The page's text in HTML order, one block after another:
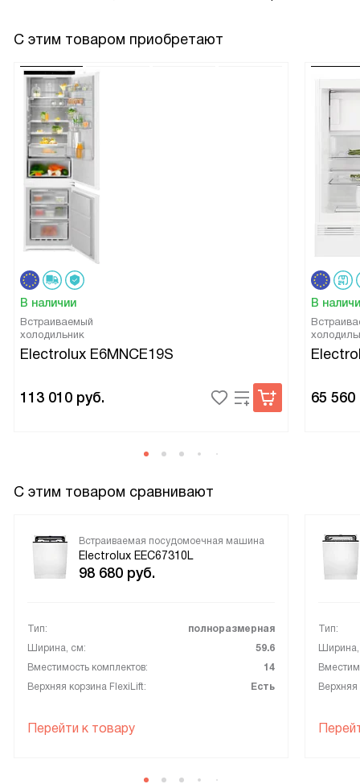
С этим товаром приобретают
В наличии
Встраиваемый
холодильник
Electrolux E6MNCE19S
113 010 руб.
В
65 560
С этим товаром сравнивают
Встраиваемая посудомоечная машина
Electrolux EEC67310L
98 680 руб.
Тип:
полноразмерная
Ширина, см:
59.6
Вместимость комплектов:
14
Верхняя корзина FlexiLift:
Есть
Перейти к товару
Тип:
Верхняя